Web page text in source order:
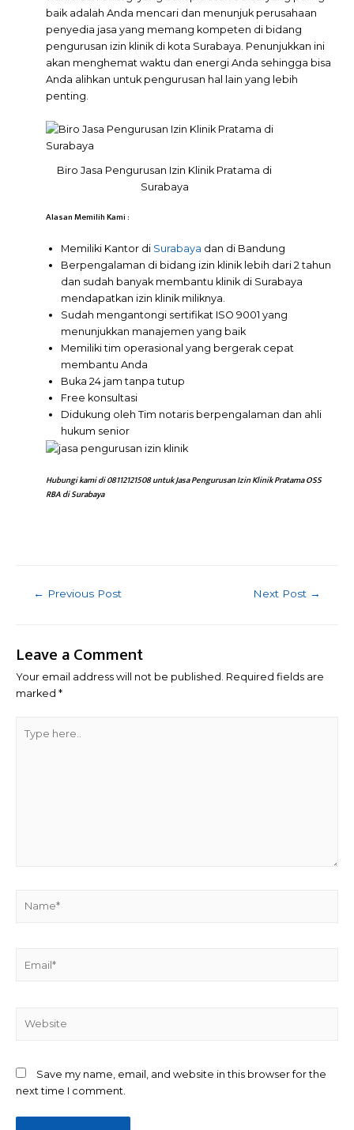
baik adalah Anda mencari dan menunjuk perusahaan
penyedia jasa yang memang kompeten di bidang
pengurusan izin klinik di kota Surabaya. Penunjukkan ini
akan menghemat waktu dan energi Anda sehingga bisa
Anda alihkan untuk pengurusan hal lain yang lebih
penting.
Biro Jasa Pengurusan Izin Klinik Pratama di
Surabaya
Alasan Memilih Kami :
Memiliki Kantor di Surabaya dan di Bandung
Berpengalaman di bidang izin klinik lebih dari 2 tahun
dan sudah banyak membantu klinik di Surabaya
mendapatkan izin klinik miliknya.
Sudah mengantongi sertifikat ISO 9001 yang
menunjukkan manajemen yang baik
Memiliki tim operasional yang bergerak cepat
membantu Anda
Buka 24 jam tanpa tutup
Free konsultasi
Didukung oleh Tim notaris berpengalaman dan ahli
hukum senior
Hubungi kami di 08112121508 untuk Jasa Pengurusan Izin Klinik Pratama OSS
RBA di Surabaya
Post
← Previous Post Next Post →
Leave a Comment
Your email address will not be published. Required fields are
marked *
here..
Save my name, email, and website in this browser for the
next time I comment.